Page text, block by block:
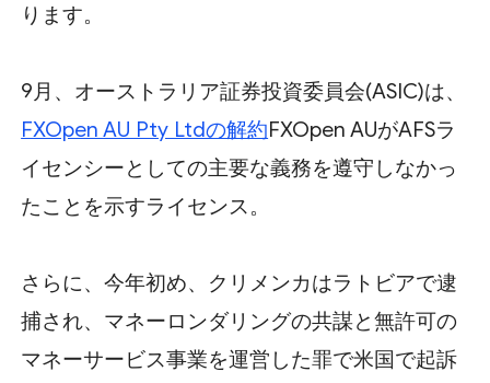
ります。
9月、オーストラリア証券投資委員会(ASIC)は、
FXOpen AU Pty Ltdの解約FXOpen AUがAFSラ
イセンシーとしての主要な義務を遵守しなかっ
たことを示すライセンス。
さらに、今年初め、クリメンカはラトビアで逮
捕され、マネーロンダリングの共謀と無許可の
マネーサービス事業を運営した罪で米国で起訴